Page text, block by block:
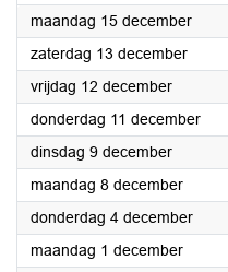
maandag 15 december2025
zaterdag 13 december2025
vrijdag 12 december2025
donderdag 11 december2025
dinsdag 9 december2025
maandag 8 december2025
donderdag 4 december2025
maandag 1 december2025